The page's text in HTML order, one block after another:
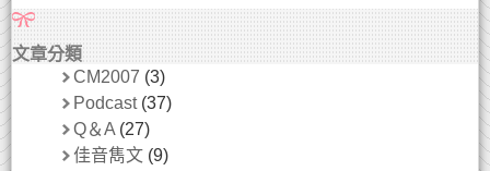
文章分類
CM2007 (3)
Podcast(37)
Q＆A (27)
佳音雋文 (9)